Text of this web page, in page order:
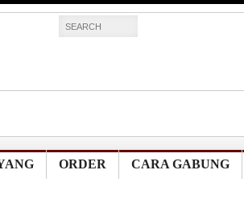
ORDER CARA GABUNG